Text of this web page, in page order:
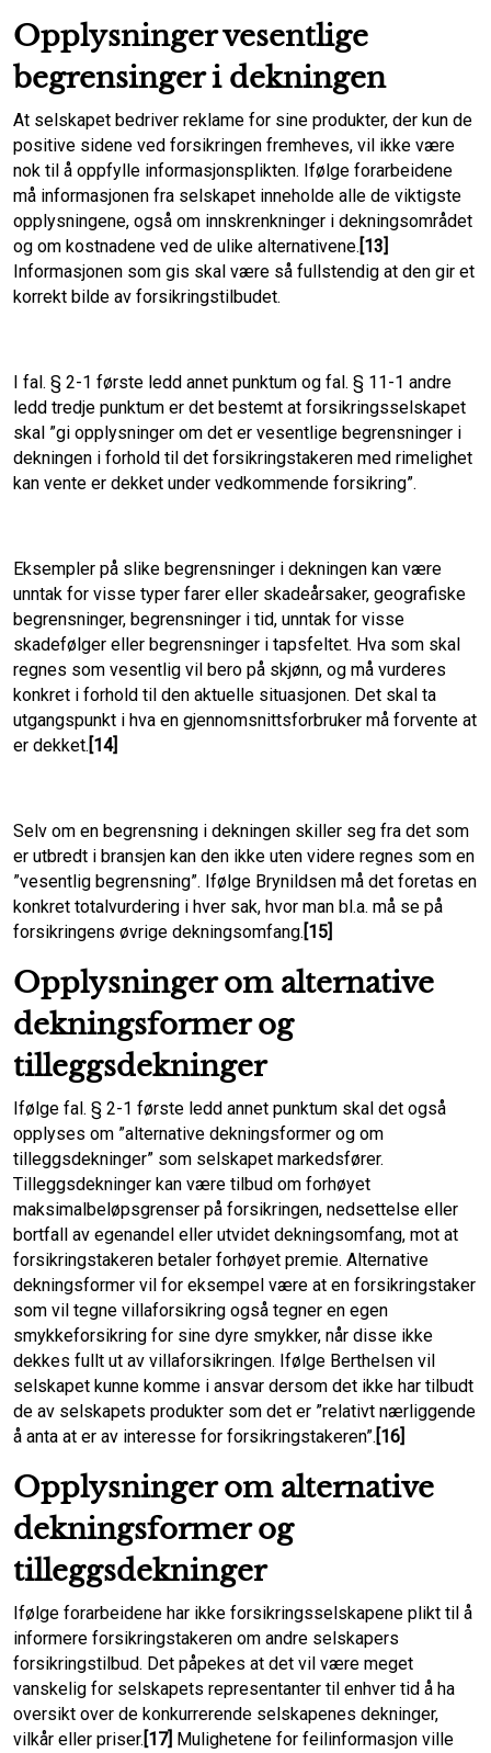
Opplysninger vesentlige
begrensinger i dekningen
At selskapet bedriver reklame for sine produkter, der kun de
positive sidene ved forsikringen fremheves, vil ikke være
nok til å oppfylle informasjonsplikten. Ifølge forarbeidene
må informasjonen fra selskapet inneholde alle de viktigste
opplysningene, også om innskrenkninger i dekningsområdet
og om kostnadene ved de ulike alternativene. [13]
Informasjonen som gis skal være så fullstendig at den gir et
korrekt bilde av forsikringstilbudet.
I fal. § 2-1 første ledd annet punktum og fal. § 11-1 andre
ledd tredje punktum er det bestemt at forsikringsselskapet
skal ”gi opplysninger om det er vesentlige begrensninger i
dekningen i forhold til det forsikringstakeren med rimelighet
kan vente er dekket under vedkommende forsikring”.
Eksempler på slike begrensninger i dekningen kan være
unntak for visse typer farer eller skadeårsaker, geografiske
begrensninger, begrensninger i tid, unntak for visse
skadefølger eller begrensninger i tapsfeltet. Hva som skal
regnes som vesentlig vil bero på skjønn, og må vurderes
konkret i forhold til den aktuelle situasjonen. Det skal ta
utgangspunkt i hva en gjennomsnittsforbruker må forvente at
er dekket. [14]
Selv om en begrensning i dekningen skiller seg fra det som
er utbredt i bransjen kan den ikke uten videre regnes som en
”vesentlig begrensning”. Ifølge Brynildsen må det foretas en
konkret totalvurdering i hver sak, hvor man bl.a. må se på
forsikringens øvrige dekningsomfang. [15]
Opplysninger om alternative
dekningsformer og
tilleggsdekninger
Ifølge fal. § 2-1 første ledd annet punktum skal det også
opplyses om ”alternative dekningsformer og om
tilleggsdekninger” som selskapet markedsfører.
Tilleggsdekninger kan være tilbud om forhøyet
maksimalbeløpsgrenser på forsikringen, nedsettelse eller
bortfall av egenandel eller utvidet dekningsomfang, mot at
forsikringstakeren betaler forhøyet premie. Alternative
dekningsformer vil for eksempel være at en forsikringstaker
som vil tegne villaforsikring også tegner en egen
smykkeforsikring for sine dyre smykker, når disse ikke
dekkes fullt ut av villaforsikringen. Ifølge Berthelsen vil
selskapet kunne komme i ansvar dersom det ikke har tilbudt
de av selskapets produkter som det er ”relativt nærliggende
å anta at er av interesse for forsikringstakeren”. [16]
Opplysninger om alternative
dekningsformer og
tilleggsdekninger
Ifølge forarbeidene har ikke forsikringsselskapene plikt til å
informere forsikringstakeren om andre selskapers
forsikringstilbud. Det påpekes at det vil være meget
vanskelig for selskapets representanter til enhver tid å ha
oversikt over de konkurrerende selskapenes dekninger,
vilkår eller priser. [17] Mulighetene for feilinformasjon ville